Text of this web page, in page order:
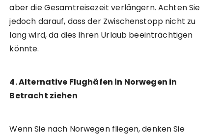
aber die Gesamtreisezeit verlängern. Achten Sie
jedoch darauf, dass der Zwischenstopp nicht zu
lang wird, da dies Ihren Urlaub beeinträchtigen
könnte.
4. Alternative Flughäfen in Norwegen in
Betracht ziehen
Wenn Sie nach Norwegen fliegen, denken Sie